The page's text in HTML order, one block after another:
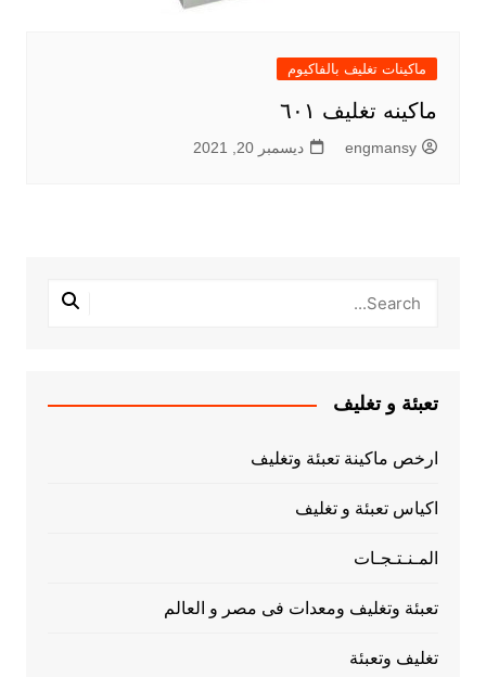
ماكينات تغليف بالفاكيوم
ماكينه تغليف ٦٠١
engmansy ديسمبر 20, 2021
تعبئة و تغليف
ارخص ماكينة تعبئة وتغليف
اكياس تعبئة و تغليف
المـنـتـجـات
تعبئة وتغليف ومعدات فى مصر و العالم
تغليف وتعبئة